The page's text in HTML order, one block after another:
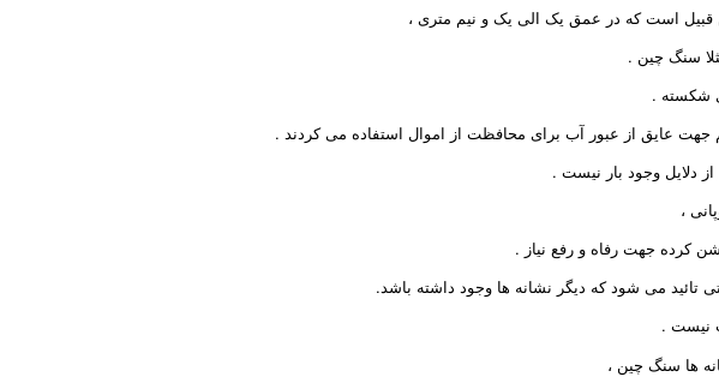
قبیل است که در عمق یک الی یک و نیم متری ،
سنگ چین .
شکسته .
عایق از عبور آب برای محافظت از اموال استفاده می کردند .
دلایل وجود بار نیست .
،
کرده جهت رفاه و رفع نیاز .
تائید می شود که دیگر نشانه ها وجود داشته باشد.
نیست .
ها سنگ چین ،